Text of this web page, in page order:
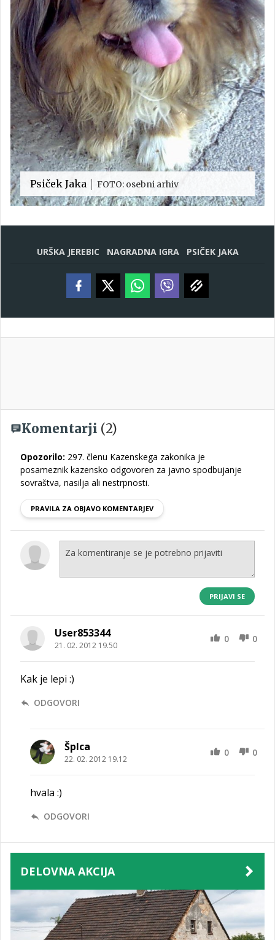
Psiček Jaka FOTO: osebni arhiv
URŠKA JEREBIC NAGRADNA IGRA PSIČEK JAKA
Komentarji (2)
Opozorilo: 297. členu Kazenskega zakonika je
posameznik kazensko odgovoren za javno spodbujanje
sovraštva, nasilja ali nestrpnosti.
PRAVILA ZA OBJAVO KOMENTARJEV
PRIJAVI SE
User853344
21. 02. 2012 19.50
0 0
Kak je lepi :)
ODGOVORI
Šplca
22. 02. 2012 19.12
0 0
hvala :)
ODGOVORI
DELOVNA AKCIJA